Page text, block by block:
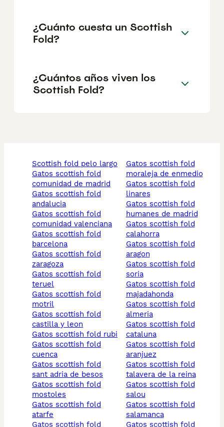
¿Cuánto cuesta un Scottish
Fold?
¿Cuántos años viven los
Scottish Fold?
scottish fold pelo largo
gatos scottish fold
comunidad de madrid
gatos scottish fold
andalucia
gatos scottish fold
comunidad valenciana
gatos scottish fold
barcelona
gatos scottish fold
zaragoza
gatos scottish fold
teruel
gatos scottish fold
motril
gatos scottish fold
castilla y leon
gatos scottish fold rubi
gatos scottish fold
cuenca
gatos scottish fold
sant adria de besos
gatos scottish fold
mostoles
gatos scottish fold
atarfe
gatos scottish fold
gatos scottish fold
moraleja de enmedio
gatos scottish fold
linares
gatos scottish fold
humanes de madrid
gatos scottish fold
calahorra
gatos scottish fold
aragon
gatos scottish fold
soria
gatos scottish fold
majadahonda
gatos scottish fold
almeria
gatos scottish fold
cataluna
gatos scottish fold
aranjuez
gatos scottish fold
talavera de la reina
gatos scottish fold
salou
gatos scottish fold
salamanca
gatos scottish fold